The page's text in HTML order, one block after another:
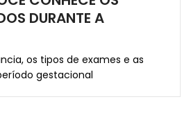
DURANTE A
os tipos de exames e as
gestacional